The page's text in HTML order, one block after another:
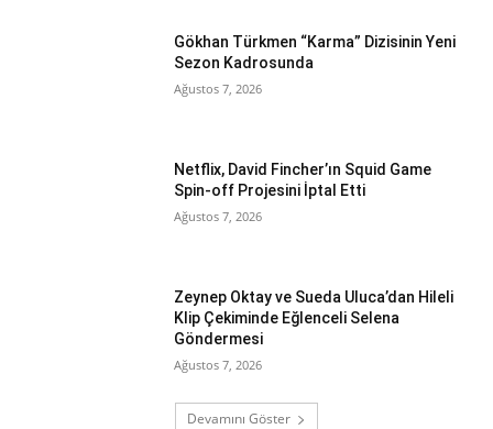
Gökhan Türkmen “Karma” Dizisinin Yeni
Sezon Kadrosunda
Ağustos 7, 2026
Netflix, David Fincher’ın Squid Game
Spin-off Projesini İptal Etti
Ağustos 7, 2026
Zeynep Oktay ve Sueda Uluca’dan Hileli
Klip Çekiminde Eğlenceli Selena
Göndermesi
Ağustos 7, 2026
Devamını Göster